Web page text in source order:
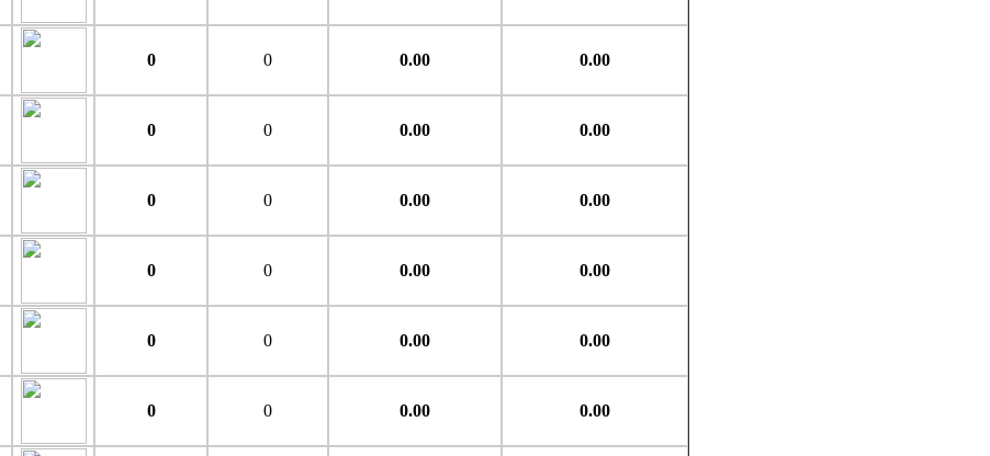
0 0 0.00 0.00
0 0 0.00 0.00
0 0 0.00 0.00
0 0 0.00 0.00
0 0 0.00 0.00
0 0 0.00 0.00